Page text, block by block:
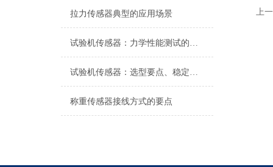
拉力传感器典型的应用场景
试验机传感器：力学性能测试的核心组件解析
试验机传感器：选型要点、稳定性及分类详解
称重传感器接线方式的要点
上